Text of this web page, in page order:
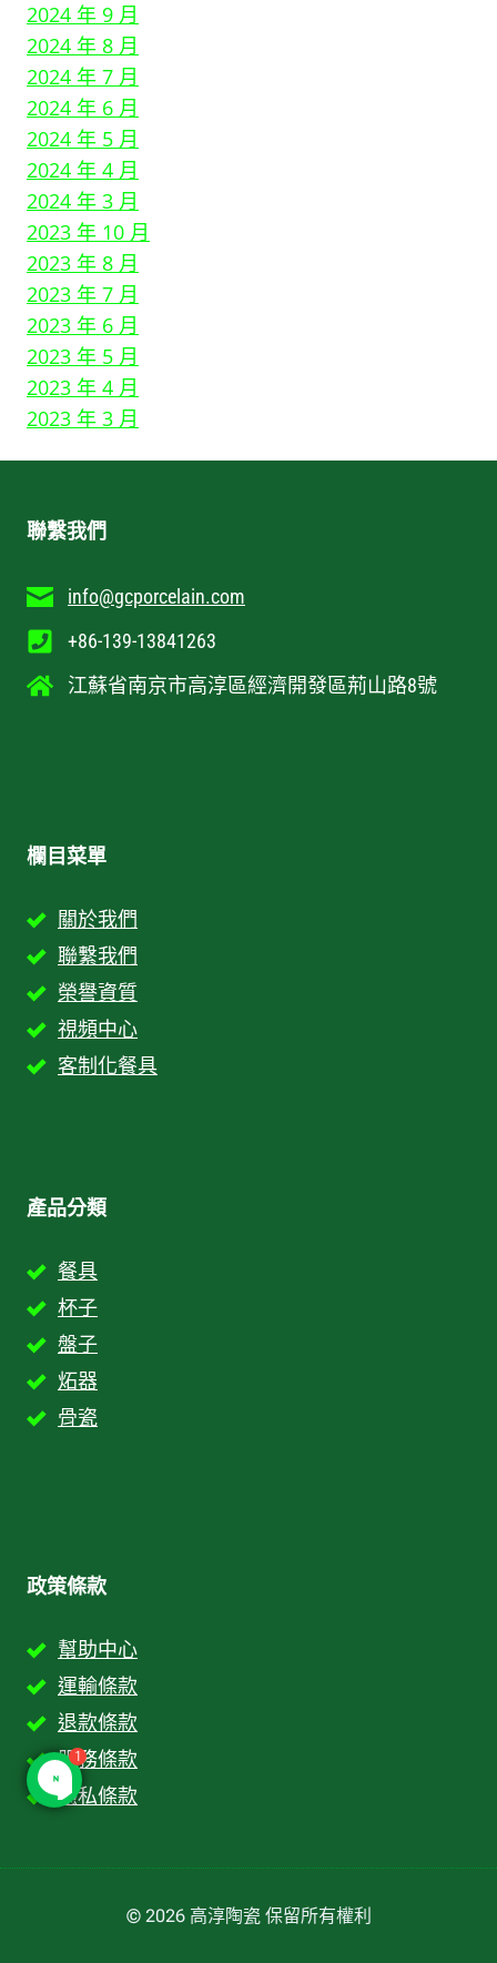
2024 年 9 月
2024 年 8 月
2024 年 7 月
2024 年 6 月
2024 年 5 月
2024 年 4 月
2024 年 3 月
2023 年 10 月
2023 年 8 月
2023 年 7 月
2023 年 6 月
2023 年 5 月
2023 年 4 月
2023 年 3 月
聯繫我們
info@gcporcelain.com
+86-139-13841263
江蘇省南京市高淳區經濟開發區荊山路8號
欄目菜單
關於我們
聯繫我們
榮譽資質
視頻中心
客制化餐具
產品分類
餐具
杯子
盤子
炻器
骨瓷
政策條款
幫助中心
運輸條款
退款條款
服務條款
隱私條款
© 2026 高淳陶瓷 保留所有權利
1